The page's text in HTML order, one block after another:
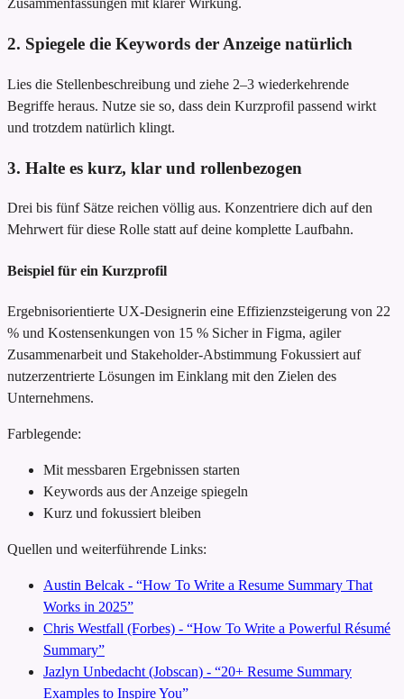
Zusammenfassungen mit klarer Wirkung.
2. Spiegele die Keywords der Anzeige natürlich
Lies die Stellenbeschreibung und ziehe 2–3 wiederkehrende
Begriffe heraus. Nutze sie so, dass dein Kurzprofil passend wirkt
und trotzdem natürlich klingt.
3. Halte es kurz, klar und rollenbezogen
Drei bis fünf Sätze reichen völlig aus. Konzentriere dich auf den
Mehrwert für diese Rolle statt auf deine komplette Laufbahn.
Beispiel für ein Kurzprofil
Ergebnisorientierte UX-Designerin eine Effizienzsteigerung von 22
% und Kostensenkungen von 15 % Sicher in Figma, agiler
Zusammenarbeit und Stakeholder-Abstimmung Fokussiert auf
nutzerzentrierte Lösungen im Einklang mit den Zielen des
Unternehmens.
Farblegende:
Mit messbaren Ergebnissen starten
Keywords aus der Anzeige spiegeln
Kurz und fokussiert bleiben
Quellen und weiterführende Links:
Austin Belcak - “How To Write a Resume Summary That
Works in 2025”
Chris Westfall (Forbes) - “How To Write a Powerful Résumé
Summary”
Jazlyn Unbedacht (Jobscan) - “20+ Resume Summary
Examples to Inspire You”